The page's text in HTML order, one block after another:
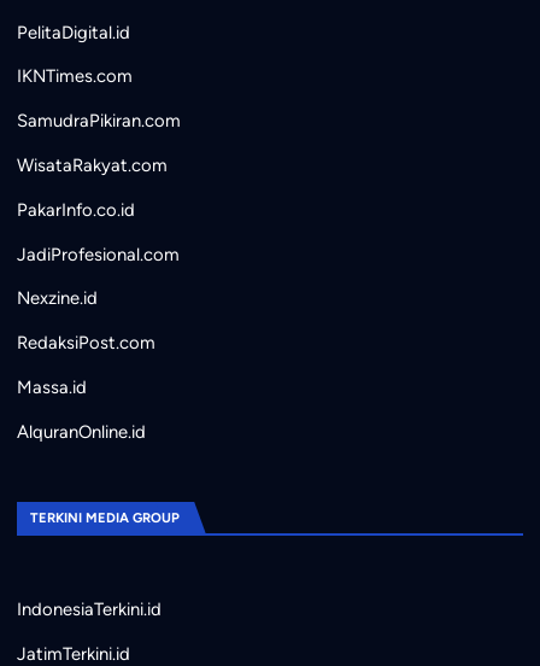
PelitaDigital.id
IKNTimes.com
SamudraPikiran.com
WisataRakyat.com
PakarInfo.co.id
JadiProfesional.com
Nexzine.id
RedaksiPost.com
Massa.id
AlquranOnline.id
TERKINI MEDIA GROUP
IndonesiaTerkini.id
JatimTerkini.id